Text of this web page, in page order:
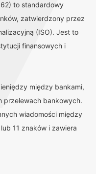
to standardowy
zatwierdzony przez
(ISO). Jest to
finansowych i
między bankami,
przelewach bankowych.
wiadomości między
11 znaków i zawiera